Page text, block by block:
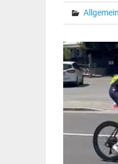
Allgemein